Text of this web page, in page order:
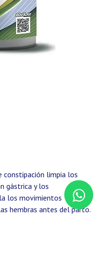
constipación limpia los
gástrica y los
los movimientos
hembras antes del parto.